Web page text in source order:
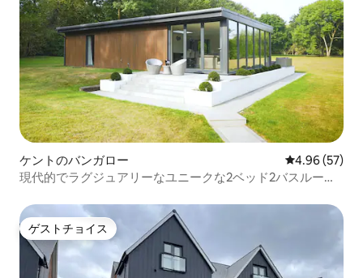
ケントのバンガロー レビュー57
4.96 (57)
現代的でラグジュアリーなユニークな2ベッド2バスルーム
ゲストチョイス
ゲストチョイス